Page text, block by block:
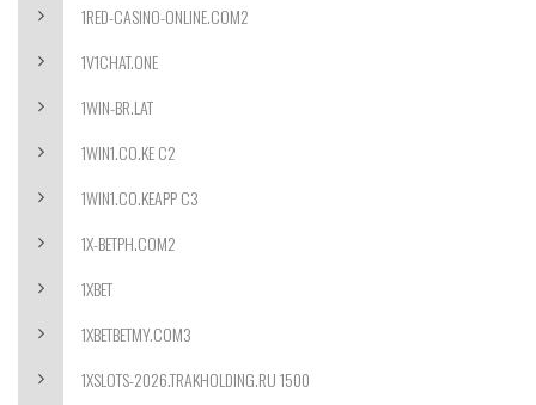
1RED-CASINO-ONLINE.COM2
1V1CHAT.ONE
1WIN-BR.LAT
1WIN1.CO.KE C2
1WIN1.CO.KEAPP C3
1X-BETPH.COM2
1XBET
1XBETBETMY.COM3
1XSLOTS-2026.TRAKHOLDING.RU 1500